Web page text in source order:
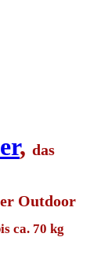
, das
Outdoor
ca. 70 kg